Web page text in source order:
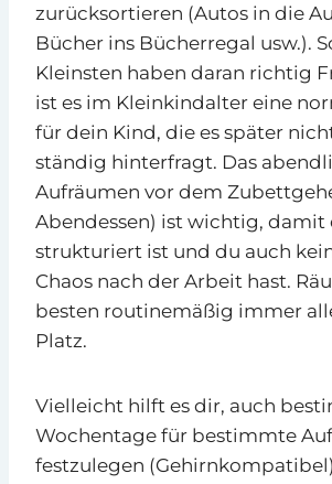
zurücksortieren (Autos in die
Bücher ins Bücherregal usw.).
Kleinsten haben daran richtig
ist es im Kleinkindalter eine
für dein Kind, die es später
ständig hinterfragt. Das
Aufräumen vor dem
Abendessen) ist wichtig, damit
strukturiert ist und du auch
Chaos nach der Arbeit hast.
besten routinemäßig immer
Platz.
Vielleicht hilft es dir, auch
Wochentage für bestimmte
festzulegen